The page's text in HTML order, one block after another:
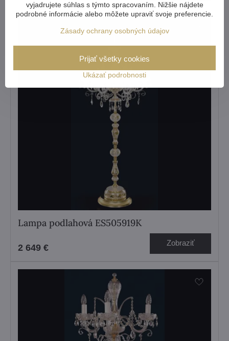
Lampa podlahová ES505919K
2 649 € Zobraziť
vyjadrujete súhlas s týmto spracovaním. Nižšie nájdete
podrobné informácie alebo môžete upraviť svoje preferencie.
Zásady ochrany osobných údajov
Ukázať podrobnosti
Prijať všetky cookies